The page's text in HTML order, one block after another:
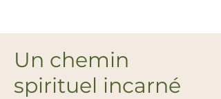
Un chemin
spirituel incarné